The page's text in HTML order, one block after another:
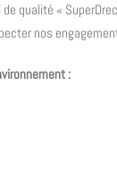
qualité «
nos
: